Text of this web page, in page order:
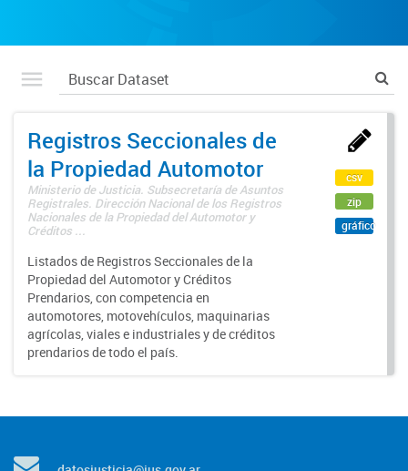
Registros Seccionales de
la Propiedad Automotor
Ministerio de Justicia. Subsecretaría de Asuntos
Registrales. Dirección Nacional de los Registros
Nacionales de la Propiedad del Automotor y
Créditos ...
Listados de Registros Seccionales de la
Propiedad del Automotor y Créditos
Prendarios, con competencia en
automotores, motovehículos, maquinarias
agrícolas, viales e industriales y de créditos
prendarios de todo el país.
csv
zip
gráfico